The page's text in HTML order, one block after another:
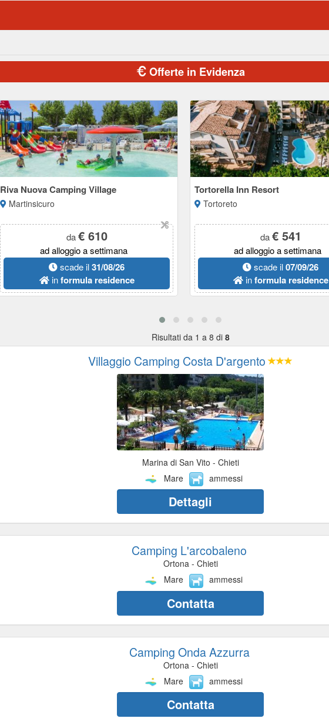
Offerte in Evidenza
Riva Nuova Camping Village
Martinsicuro
da€ 610
ad alloggio a settimana
scade il31/08/26
informula residence
Tortorella Inn Resort
Tortoreto
da€ 541
ad alloggio a settimana
scade il07/09/26
informula residence
Risultati da 1 a 8 di 8
Villaggio Camping Costa D'argento
Marina di San Vito - Chieti
Mare
ammessi
Dettagli
Camping L'arcobaleno
Ortona - Chieti
Mare
ammessi
Contatta
Camping Onda Azzurra
Ortona - Chieti
Mare
ammessi
Contatta